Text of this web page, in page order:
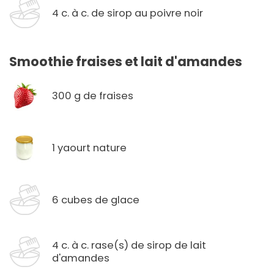
4 c. à c. de sirop au poivre noir
Smoothie fraises et lait d'amandes
300 g de fraises
1 yaourt nature
6 cubes de glace
4 c. à c. rase(s) de sirop de lait
d'amandes